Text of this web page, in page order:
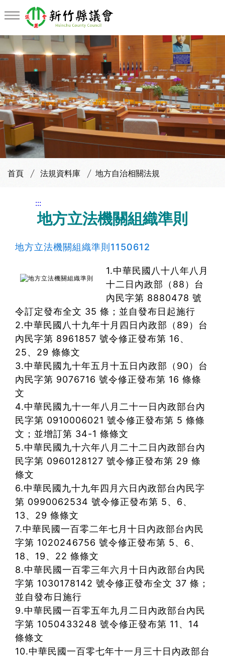
地方自治相關法規
首頁 法規資料庫 地方自治相關法規
:::
地方立法機關組織準則
地方立法機關組織準則1150612
1.中華民國八十八年八月
十二日內政部（88）台
內民字第 8880478 號
令訂定發布全文 35 條；並自發布日起施行
2.中華民國八十九年十月四日內政部（89）台
內民字第 8961857 號令修正發布第 16、
25、29 條條文
3.中華民國九十年五月十五日內政部（90）台
內民字第 9076716 號令修正發布第 16 條條
文
4.中華民國九十一年八月二十一日內政部台內
民字第 0910006021 號令修正發布第 5 條條
文；並增訂第 34-1 條條文
5.中華民國九十六年八月二十二日內政部台內
民字第 0960128127 號令修正發布第 29 條
條文
6.中華民國九十九年四月六日內政部台內民字
第 0990062534 號令修正發布第 5、6、
13、29 條條文
7.中華民國一百零二年七月十日內政部台內民
字第 1020246756 號令修正發布第 5、6、
18、19、22 條條文
8.中華民國一百零三年六月十日內政部台內民
字第 1030178142 號令修正發布全文 37 條；
並自發布日施行
9.中華民國一百零五年九月二日內政部台內民
字第 1050433248 號令修正發布第 11、14
條條文
10.中華民國一百零七年十一月三十日內政部台